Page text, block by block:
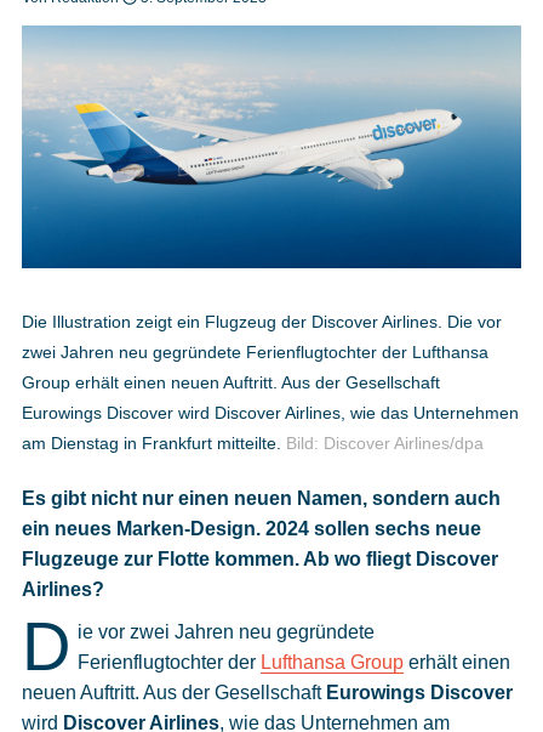
Heft bestellen
Digitale Ausgabe
Podcast
Impressum
Mediadaten
Datenschutz
Cookies
Die Illustration zeigt ein Flugzeug der Discover Airlines. Die vor
zwei Jahren neu gegründete Ferienflugtochter der Lufthansa
Group erhält einen neuen Auftritt. Aus der Gesellschaft
Eurowings Discover wird Discover Airlines, wie das Unternehmen
am Dienstag in Frankfurt mitteilte. Bild: Discover Airlines/dpa
Es gibt nicht nur einen neuen Namen, sondern auch
ein neues Marken-Design. 2024 sollen sechs neue
Flugzeuge zur Flotte kommen. Ab wo fliegt Discover
Airlines?
D ie vor zwei Jahren neu gegründete
Ferienflugtochter der Lufthansa Grouperhält einen
neuen Auftritt. Aus der Gesellschaft Eurowings Discover
wird Discover Airlines, wie das Unternehmen am